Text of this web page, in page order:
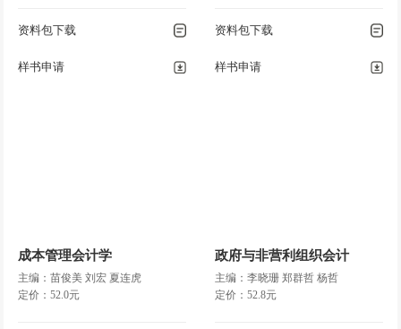
资料包下载
样书申请
资料包下载
样书申请
成本管理会计学
主编：苗俊美 刘宏 夏连虎
定价：52.0元
政府与非营利组织会计
主编：李晓珊 郑群哲 杨哲
定价：52.8元